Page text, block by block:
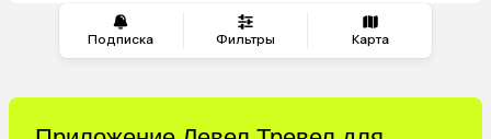
Подписка Фильтры Карта